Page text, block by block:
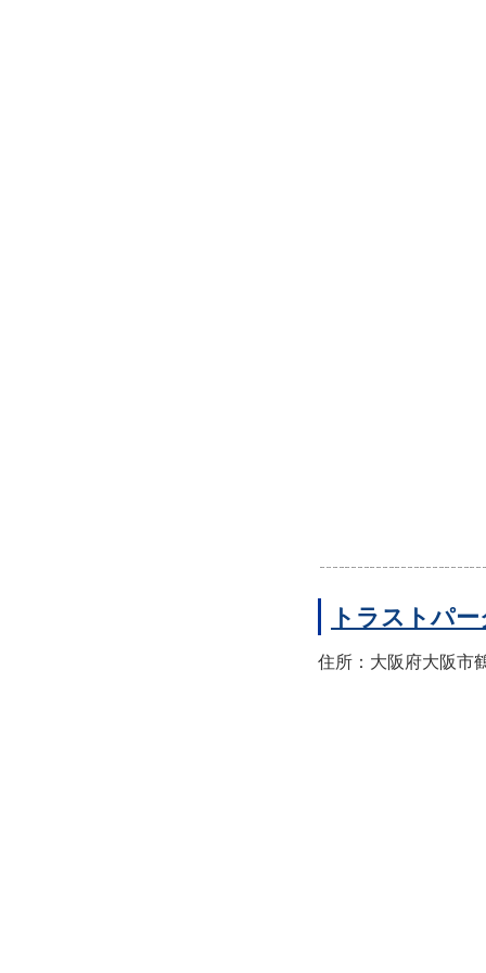
トラストパ
住所：大阪府大阪市